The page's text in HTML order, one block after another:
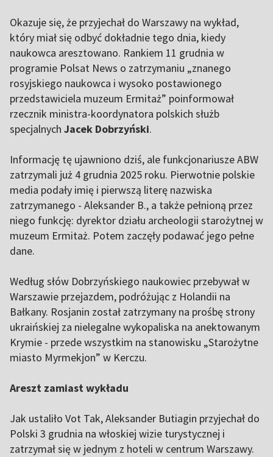
Okazuje się, że przyjechał do Warszawy na wykład,
który miał się odbyć dokładnie tego dnia, kiedy
naukowca aresztowano. Rankiem 11 grudnia w
programie Polsat News o zatrzymaniu „znanego
rosyjskiego naukowca i wysoko postawionego
przedstawiciela muzeum Ermitaż” poinformował
rzecznik ministra-koordynatora polskich służb
specjalnych Jacek Dobrzyński.
Informację tę ujawniono dziś, ale funkcjonariusze ABW
zatrzymali już 4 grudnia 2025 roku. Pierwotnie polskie
media podały imię i pierwszą literę nazwiska
zatrzymanego - Aleksander B., a także pełnioną przez
niego funkcję: dyrektor działu archeologii starożytnej w
muzeum Ermitaż. Potem zaczęły podawać jego pełne
dane.
Według słów Dobrzyńskiego naukowiec przebywał w
Warszawie przejazdem, podróżując z Holandii na
Bałkany. Rosjanin został zatrzymany na prośbę strony
ukraińskiej za nielegalne wykopaliska na anektowanym
Krymie - przede wszystkim na stanowisku „Starożytne
miasto Myrmekjon” w Kerczu.
Areszt zamiast wykładu
Jak ustaliło Vot Tak, Aleksander Butiagin przyjechał do
Polski 3 grudnia na włoskiej wizie turystycznej i
zatrzymał się w jednym z hoteli w centrum Warszawy.